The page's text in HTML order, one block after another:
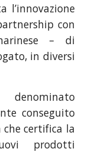
l’innovazione
con
– di
in diversi
conseguito
che certifica la
prodotti